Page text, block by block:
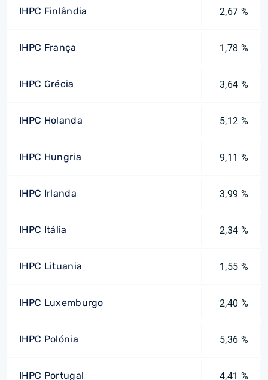
IHPC Finlândia 2,67 %
IHPC França 1,78 %
IHPC Grécia 3,64 %
IHPC Holanda 5,12 %
IHPC Hungria 9,11 %
IHPC Irlanda 3,99 %
IHPC Itália 2,34 %
IHPC Lituania 1,55 %
IHPC Luxemburgo 2,40 %
IHPC Polónia 5,36 %
IHPC Portugal 4,41 %